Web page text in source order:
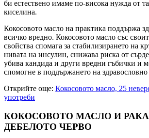
би естествено имаме по-висока нужда от
киселина.
Кокосовото масло на практика поддържа
всичко вредно. Кокосовото масло със
свойства спомага за стабилизирането на
нивата на инсулин, снижава риска от
убива кандида и други вредни гъбички и
спомогне в поддържането на здравословно
Открийте още: Кокосовото масло, 25
употреби
КОКОСОВОТО МАСЛО И
ДЕБЕЛОТО ЧЕРВО